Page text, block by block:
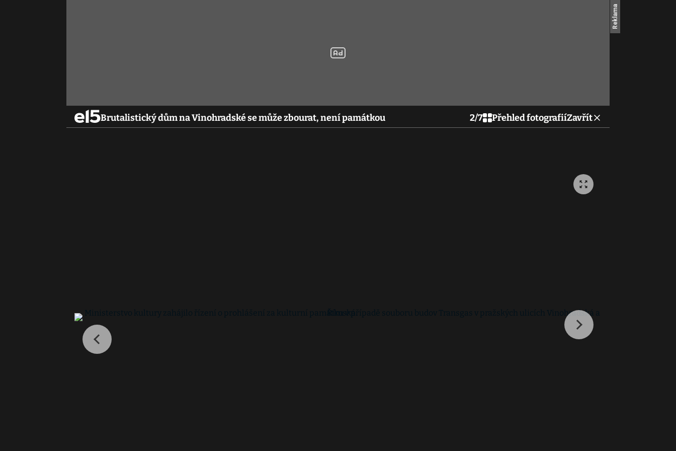
Brutalistický dům na Vinohradské se může zbourat, není památkou 2/7 Přehled fotografiíZavřít